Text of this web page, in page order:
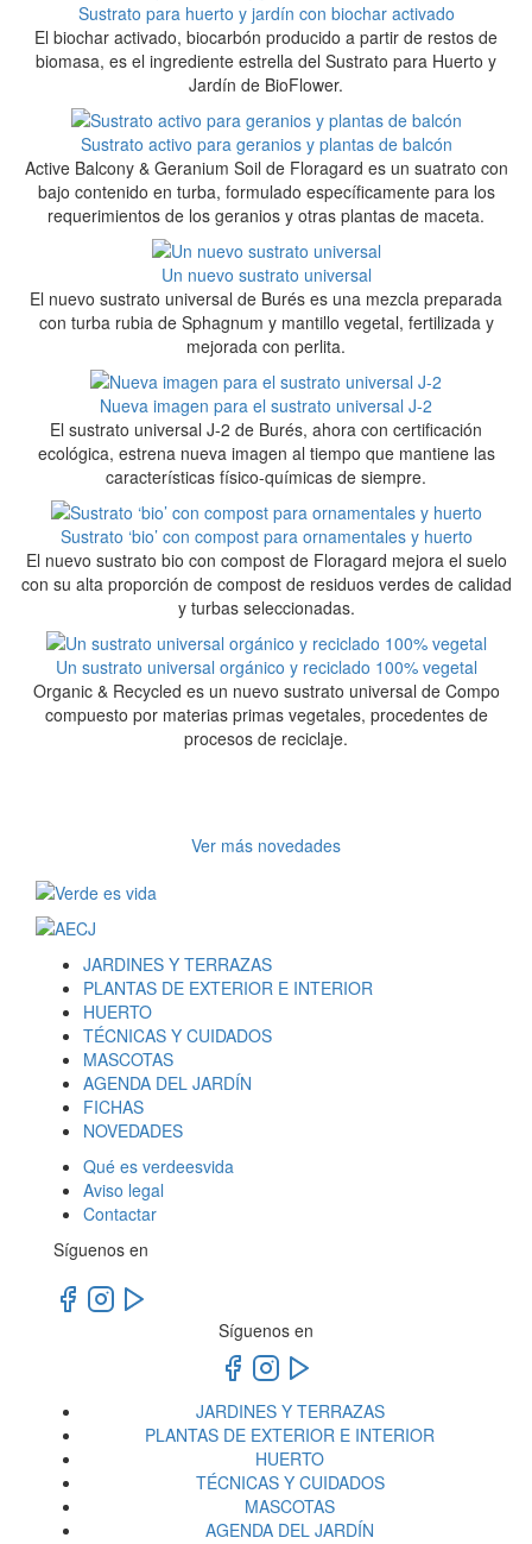
Sustrato para huerto y jardín con biochar activado
El biochar activado, biocarbón producido a partir de restos de
biomasa, es el ingrediente estrella del Sustrato para Huerto y
Jardín de BioFlower.
Sustrato activo para geranios y plantas de balcón
Active Balcony & Geranium Soil de Floragard es un suatrato con
bajo contenido en turba, formulado específicamente para los
requerimientos de los geranios y otras plantas de maceta.
Un nuevo sustrato universal
El nuevo sustrato universal de Burés es una mezcla preparada
con turba rubia de Sphagnum y mantillo vegetal, fertilizada y
mejorada con perlita.
Nueva imagen para el sustrato universal J-2
El sustrato universal J-2 de Burés, ahora con certificación
ecológica, estrena nueva imagen al tiempo que mantiene las
características físico-químicas de siempre.
Sustrato ‘bio’ con compost para ornamentales y huerto
El nuevo sustrato bio con compost de Floragard mejora el suelo
con su alta proporción de compost de residuos verdes de calidad
y turbas seleccionadas.
Un sustrato universal orgánico y reciclado 100% vegetal
Organic & Recycled es un nuevo sustrato universal de Compo
compuesto por materias primas vegetales, procedentes de
procesos de reciclaje.
Ver más novedades
JARDINES Y TERRAZAS
PLANTAS DE EXTERIOR E INTERIOR
HUERTO
TÉCNICAS Y CUIDADOS
MASCOTAS
AGENDA DEL JARDÍN
FICHAS
NOVEDADES
Qué es verdeesvida
Aviso legal
Contactar
Síguenos en
Síguenos en
JARDINES Y TERRAZAS
PLANTAS DE EXTERIOR E INTERIOR
HUERTO
TÉCNICAS Y CUIDADOS
MASCOTAS
AGENDA DEL JARDÍN